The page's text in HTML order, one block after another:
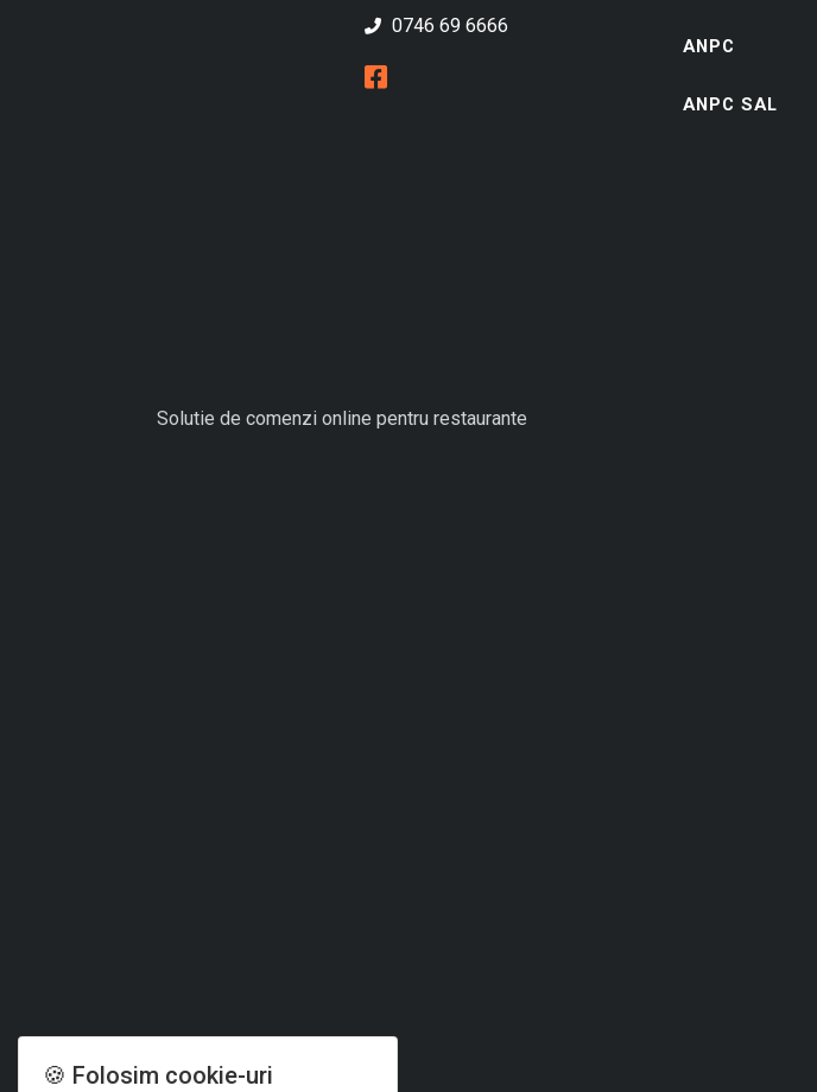
🍪 Folosim cookie-uri
0746 69 6666
ANPC
ANPC SAL
Solutie de comenzi online pentru restaurante